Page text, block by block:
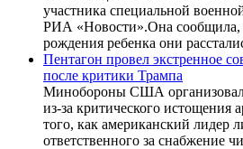
участника специальной
РИА «Новости».Она сообщила,
рождения ребенка они
Пентагон провел экстренное
после критики Трампа
Минобороны США
из-за критического истощения
того, как американский лидер
ответственного за снабжение